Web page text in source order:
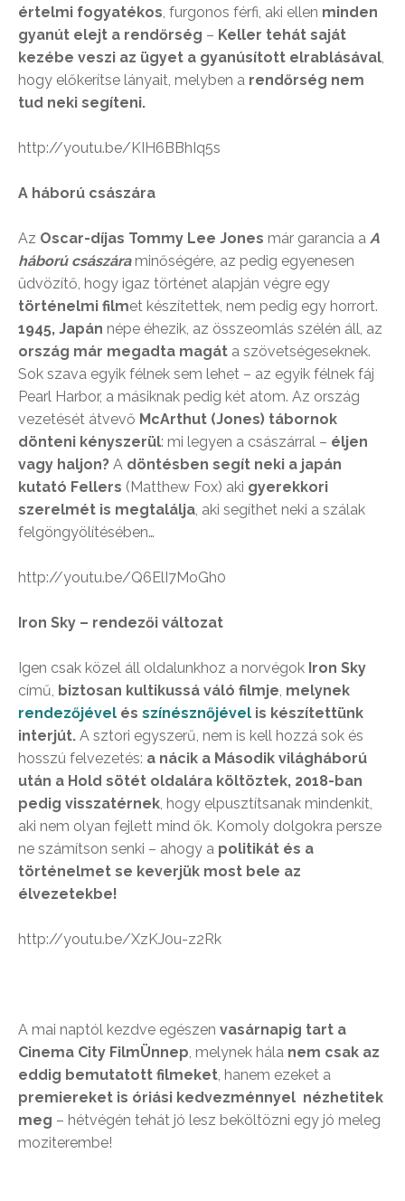
értelmi fogyatékos, furgonos férfi, aki ellen minden
gyanút elejt a rendőrség – Keller tehát saját
kezébe veszi az ügyet a gyanúsított elrablásával,
hogy előkerítse lányait, melyben a rendőrség nem
tud neki segíteni.
http://youtu.be/KIH6BBhIq5s
A háború császára
Az Oscar-díjas Tommy Lee Jones már garancia a A
háború császáraminőségére, az pedig egyenesen
üdvözítő, hogy igaz történet alapján végre egy
történelmi filmet készítettek, nem pedig egy horrort.
1945, Japán népe éhezik, az összeomlás szélén áll, az
ország már megadta magát a szövetségeseknek.
Sok szava egyik félnek sem lehet – az egyik félnek fáj
Pearl Harbor, a másiknak pedig két atom. Az ország
vezetését átvevő McArthut (Jones) tábornok
dönteni kényszerül: mi legyen a császárral – éljen
vagy haljon? A döntésben segít neki a japán
kutató Fellers (Matthew Fox) aki gyerekkori
szerelmét is megtalálja, aki segíthet neki a szálak
felgöngyölítésében…
http://youtu.be/Q6ElI7MoGh0
Iron Sky – rendezői változat
Igen csak közel áll oldalunkhoz a norvégok Iron Sky
című, biztosan kultikussá váló filmje, melynek
rendezőjével és színésznőjével is készítettünk
interjút. A sztori egyszerű, nem is kell hozzá sok és
hosszú felvezetés: a nácik a Második világháború
után a Hold sötét oldalára költöztek, 2018-ban
pedig visszatérnek, hogy elpusztítsanak mindenkit,
aki nem olyan fejlett mind ők. Komoly dolgokra persze
ne számítson senki – ahogy a politikát és a
történelmet se keverjük most bele az
élvezetekbe!
http://youtu.be/XzKJ0u-z2Rk
A mai naptól kezdve egészen vasárnapig tart a
Cinema City FilmÜnnep, melynek hála nem csak az
eddig bemutatott filmeket, hanem ezeket a
premiereket is óriási kedvezménnyel nézhetitek
meg – hétvégén tehát jó lesz beköltözni egy jó meleg
moziterembe!